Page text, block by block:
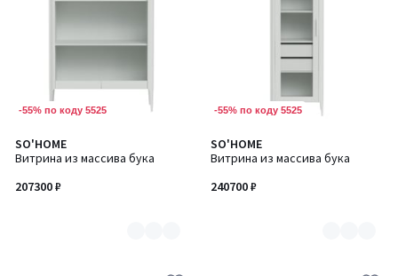
-55% по коду 5525
SO'HOME
Витрина из массива бука
207300 ₽
Количество
цветов:
6
-55% по коду 5525
SO'HOME
Витрина из массива бука
240700 ₽
Количество
цветов:
6